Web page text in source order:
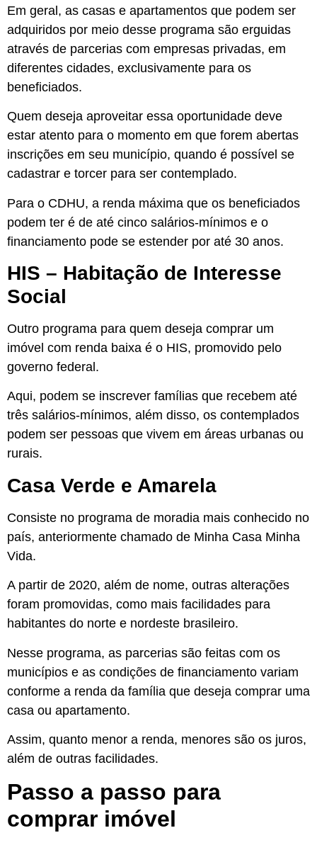
Em geral, as casas e apartamentos que podem ser
adquiridos por meio desse programa são erguidas
através de parcerias com empresas privadas, em
diferentes cidades, exclusivamente para os
beneficiados.
Quem deseja aproveitar essa oportunidade deve
estar atento para o momento em que forem abertas
inscrições em seu município, quando é possível se
cadastrar e torcer para ser contemplado.
Para o CDHU, a renda máxima que os beneficiados
podem ter é de até cinco salários-mínimos e o
financiamento pode se estender por até 30 anos.
HIS – Habitação de Interesse
Social
Outro programa para quem deseja comprar um
imóvel com renda baixa é o HIS, promovido pelo
governo federal.
Aqui, podem se inscrever famílias que recebem até
três salários-mínimos, além disso, os contemplados
podem ser pessoas que vivem em áreas urbanas ou
rurais.
Casa Verde e Amarela
Consiste no programa de moradia mais conhecido no
país, anteriormente chamado de Minha Casa Minha
Vida.
A partir de 2020, além de nome, outras alterações
foram promovidas, como mais facilidades para
habitantes do norte e nordeste brasileiro.
Nesse programa, as parcerias são feitas com os
municípios e as condições de financiamento variam
conforme a renda da família que deseja comprar uma
casa ou apartamento.
Assim, quanto menor a renda, menores são os juros,
além de outras facilidades.
Passo a passo para
comprar imóvel